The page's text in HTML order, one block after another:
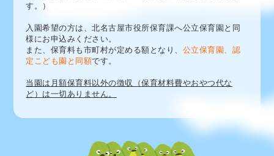
す。）
入園希望の方は、北名古屋市役所保育課へ公立保育園と同
様にお申込みください。
また、保育料も市町村が定める額となり、 公立保育園、認
定こども園と同額です。
当園は月額保育料以外の徴収（保育材料費やおやつ代な
ど）は一切ありません。